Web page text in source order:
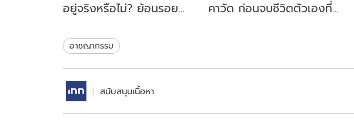
อยู่จริงหรือไม่? ย้อนรอย
2561
คาวัด ก่อนจบชีวิตตัวเองที่
อาชญากรรม
สนับสนุนเนื้อหา